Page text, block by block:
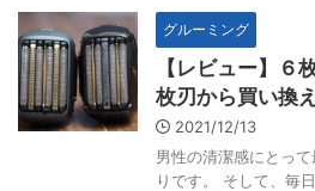
グルーミング
【レビュー】６
枚刃から買い換
2021/12/13
男性の清潔感にとっ
りです。 そして、毎